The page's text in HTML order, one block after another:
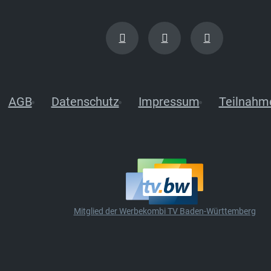
AGB Datenschutz Impressum
Mitglied der Werbekombi TV Baden-Württemberg